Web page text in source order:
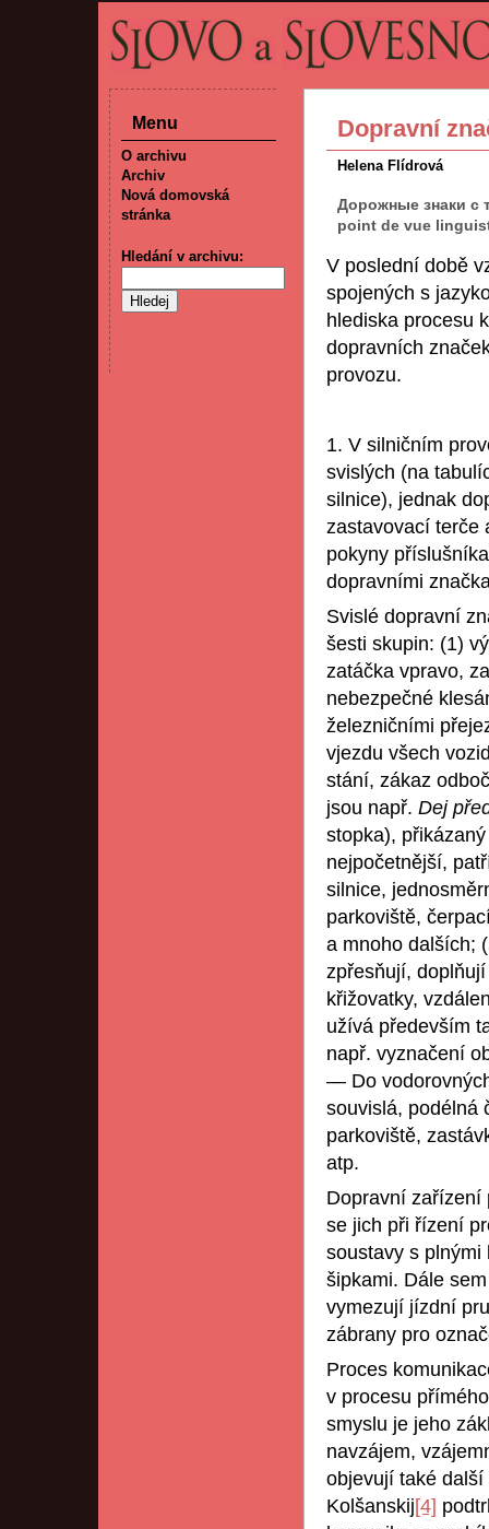
Dopravní
Helena Flídrová
Дорожные знаки с
point de vue
V poslední době
spojených s
hlediska procesu
dopravních
provozu.
1. V silničním
svislých (na
silnice), jednak
zastavovací terče
pokyny
dopravními
Svislé dopravní
šesti skupin: (1)
zatáčka vpravo,
nebezpečné
železničními
vjezdu všech
stání, zákaz
jsou např. Dej
stopka),
nejpočetnější,
silnice,
parkoviště,
a mnoho dalších;
zpřesňují,
křižovatky,
užívá především
např. vyznačení
— Do
souvislá, podélná
parkoviště,
atp.
Dopravní zařízení
se jich při řízení
soustavy s plnými
šipkami. Dále
vymezují jízdní
zábrany pro
Proces
v procesu
smyslu je jeho
navzájem,
objevují také další
Kolšanskij[4]
Menu
O archivu
Archiv
Nová domovská
stránka
Hledání v archivu: